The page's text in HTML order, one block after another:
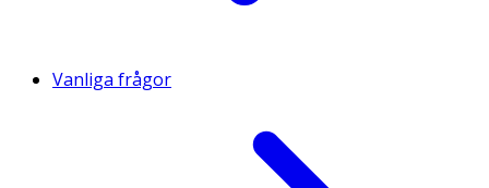
Vanliga frågor